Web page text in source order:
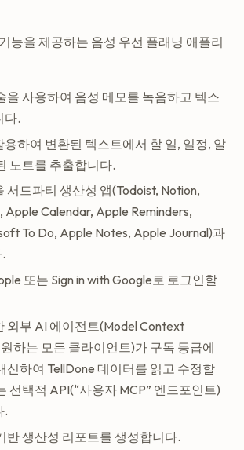
능을 제공하는 음성 우선 플래닝 애플리
을 사용하여 음성 메모를 녹음하고 텍스
다.
하여 변환된 텍스트에서 할 일, 일정, 알
노트를 추출합니다.
서드파티 생산성 앱(Todoist, Notion,
Apple Calendar, Apple Reminders,
To Do, Apple Notes, Apple Journal)과
또는 Sign in with Google로 로그인할
외부 AI 에이전트(Model Context
하는 모든 클라이언트)가 구독 등급에
신하여 TellDone 데이터를 읽고 수정할
선택적 API(“사용자 MCP” 엔드포인트)
.
반 생산성 리포트를 생성합니다.